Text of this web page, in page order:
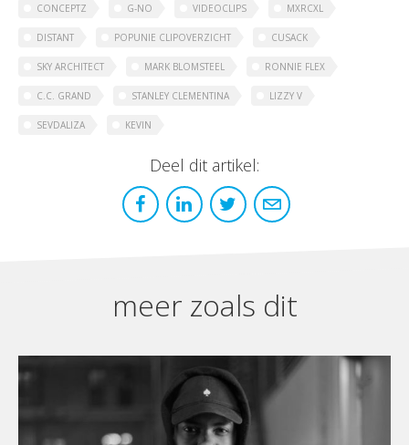
CONCEPTZ G-NO VIDEOCLIPS MXRCXL
DISTANT POPUNIE CLIPOVERZICHT CUSACK
SKY ARCHITECT MARK BLOMSTEEL RONNIE FLEX
C.C. GRAND STANLEY CLEMENTINA LIZZY V
SEVDALIZA KEVIN
Deel dit artikel:
meer zoals dit